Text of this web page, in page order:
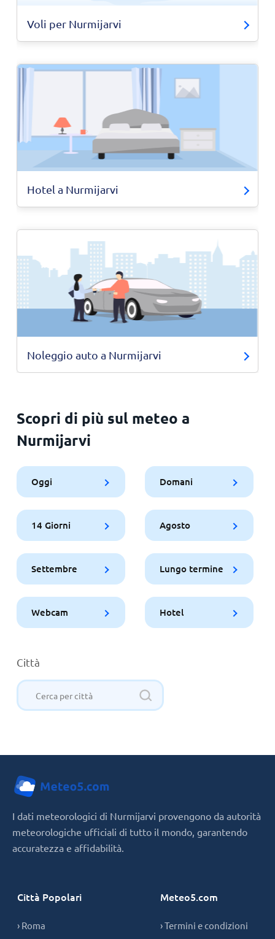
Voli per Nurmijarvi
Hotel a Nurmijarvi
Noleggio auto a Nurmijarvi
Scopri di più sul meteo a
Nurmijarvi
Oggi Domani
14 Giorni Agosto
Settembre Lungo termine
Webcam Hotel
Città
I dati meteorologici di Nurmijarvi provengono da autorità
meteorologiche ufficiali di tutto il mondo, garantendo
accuratezza e affidabilità.
Città Popolari
› Roma
Meteo5.com
› Termini e condizioni